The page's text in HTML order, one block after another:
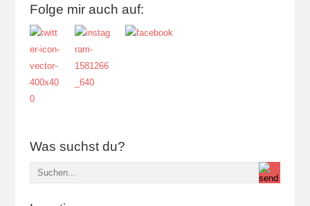
Folge mir auch auf:
Was suchst du?